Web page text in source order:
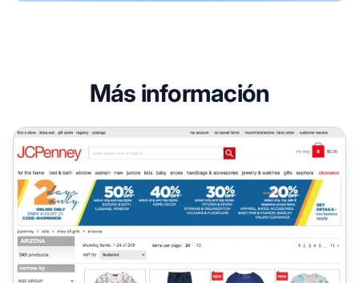
Más información
Programa de Afiliados de JCPenney